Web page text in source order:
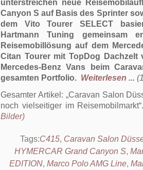
unterstreichen neue
Canyon S auf Basis des Sprinter
dem Vito Tourer SELECT
Hartmann Tuning gemeinsam
Reisemobillösung auf dem
Citan Tourer mit TopDog Dachzelt
Mercedes-Benz Vans beim
gesamten Portfolio. Weiterlesen ...
Gesamter Artikel:
Caravan Salon
noch vielseitiger im Reisemobilmarkt
Bilder)
Tags:C415, Caravan Salon
HYMERCAR Grand Canyon S,
EDITION, Marco Polo AMG Line,